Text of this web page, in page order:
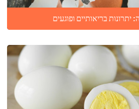
יתרונות בריאותיים ופוגעים